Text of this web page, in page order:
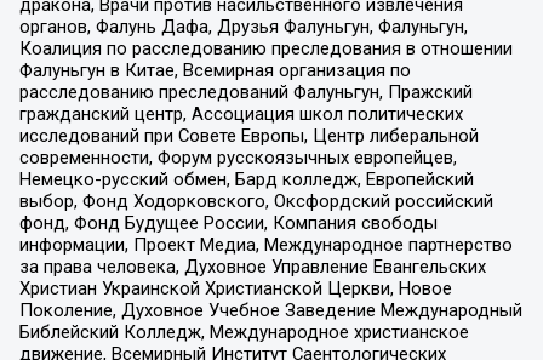
дракона, Врачи против насильственного извлечения
органов, Фалунь Дафа, Друзья Фалуньгун, Фалуньгун,
Коалиция по расследованию преследования в отношении
Фалуньгун в Китае, Всемирная организация по
расследованию преследований Фалуньгун, Пражский
гражданский центр, Ассоциация школ политических
исследований при Совете Европы, Центр либеральной
современности, Форум русскоязычных европейцев,
Немецко-русский обмен, Бард колледж, Европейский
выбор, Фонд Ходорковского, Оксфордский российский
фонд, Фонд Будущее России, Компания свободы
информации, Проект Медиа, Международное партнерство
за права человека, Духовное Управление Евангельских
Христиан Украинской Христианской Церкви, Новое
Поколение, Духовное Учебное Заведение Международный
Библейский Колледж, Международное христианское
движение, Всемирный Институт Саентологических